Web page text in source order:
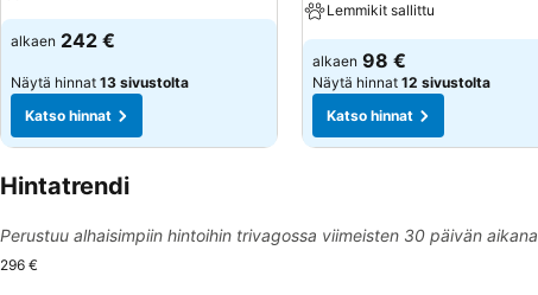
alkaen 242 €
Näytä hinnat 13 sivustolta
Katso hinnat
Lemmikit sallittu
alkaen 98 €
Näytä hinnat 12 sivustolta
Katso hinnat
Hintatrendi
Perustuu alhaisimpiin hintoihin trivagossa viimeisten 30 päivän aikana
296 €